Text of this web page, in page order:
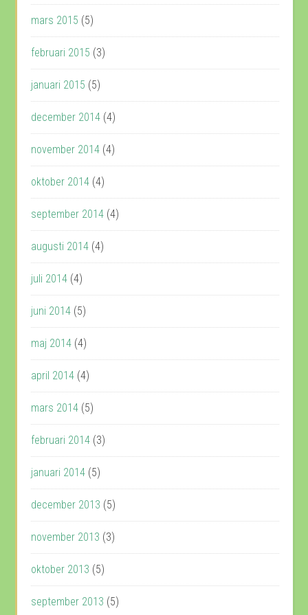
mars 2015 (5)
februari 2015 (3)
januari 2015 (5)
december 2014 (4)
november 2014 (4)
oktober 2014 (4)
september 2014 (4)
augusti 2014 (4)
juli 2014 (4)
juni 2014 (5)
maj 2014 (4)
april 2014 (4)
mars 2014 (5)
februari 2014 (3)
januari 2014 (5)
december 2013 (5)
november 2013 (3)
oktober 2013 (5)
september 2013 (5)